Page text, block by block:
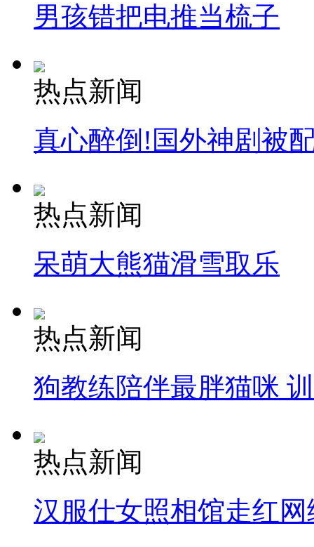
男孩错把电推当梳子
热点新闻
真心醉倒!国外神剧被
热点新闻
呆萌大熊猫滑雪取乐
热点新闻
狗教练陪伴最胖猫咪
热点新闻
汉服仕女照相馆走红网